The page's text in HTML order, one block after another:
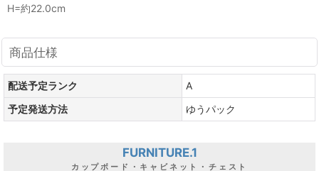
H=約22.0cm
商品仕様
配送予定ランク
A
予定発送方法
ゆうパック
FURNITURE.1
カップボード・キャビネット・チェスト